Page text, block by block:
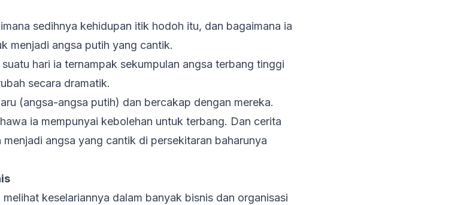
sedihnya kehidupan itik hodoh itu, dan bagaimana ia
menjadi angsa putih yang cantik.
hari ia ternampak sekumpulan angsa terbang tinggi
secara dramatik.
(angsa-angsa putih) dan bercakap dengan mereka.
ia mempunyai kebolehan untuk terbang. Dan cerita
angsa yang cantik di persekitaran baharunya
keselariannya dalam banyak bisnis dan organisasi